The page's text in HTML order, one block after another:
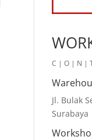
C | O | N |
Jl. Bulak
Surabaya